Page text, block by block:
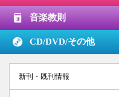
音楽教則
CD/DVD/その他
新刊・既刊情報